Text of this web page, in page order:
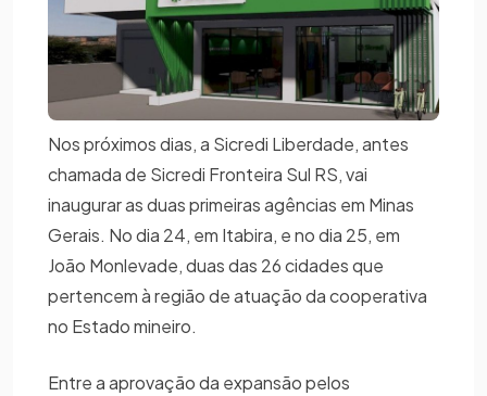
Nos próximos dias, a Sicredi Liberdade, antes
chamada de Sicredi Fronteira Sul RS, vai
inaugurar as duas primeiras agências em Minas
Gerais. No dia 24, em Itabira, e no dia 25, em
João Monlevade, duas das 26 cidades que
pertencem à região de atuação da cooperativa
no Estado mineiro.
Entre a aprovação da expansão pelos